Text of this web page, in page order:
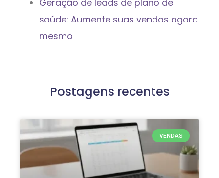
Geração de leads de plano de
saúde: Aumente suas vendas agora
mesmo
Postagens recentes
VENDAS